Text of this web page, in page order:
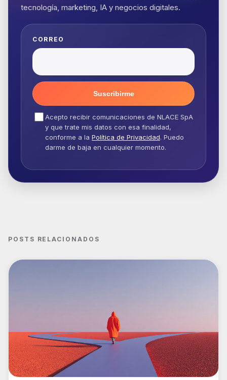
tecnología, marketing, IA y negocios digitales.
CORREO
Suscribirme
Acepto recibir comunicaciones de NLACE SpA
y que trate mis datos con esa finalidad,
conforme a la Política de Privacidad. Puedo
darme de baja en cualquier momento.
POSTS RELACIONADOS